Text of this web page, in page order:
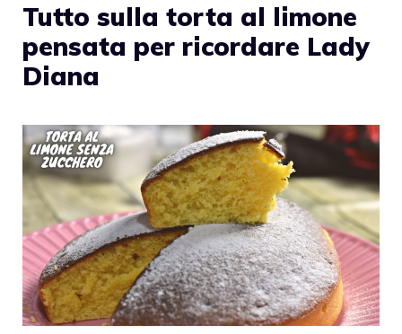
Tutto sulla torta al limone
pensata per ricordare Lady
Diana